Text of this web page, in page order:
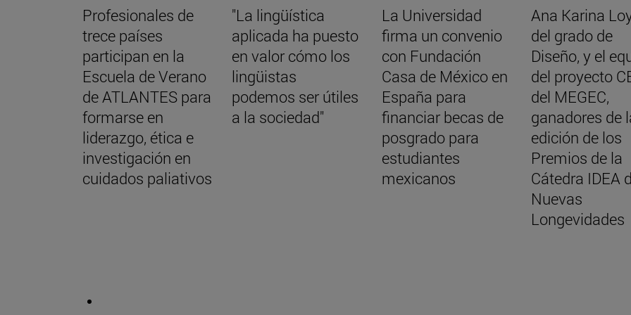
Profesionales de
trece países
participan en la
Escuela de Verano
de ATLANTES para
formarse en
liderazgo, ética e
investigación en
cuidados paliativos
"La lingüística
aplicada ha puesto
en valor cómo los
lingüistas
podemos ser útiles
a la sociedad"
La Universidad
firma un convenio
con Fundación
Casa de México en
España para
financiar becas de
posgrado para
estudiantes
mexicanos
Ana Karina
del grado de
Diseño, y el
del proyecto
del MEGEC,
ganadores de
edición de los
Premios de la
Cátedra IDEA
Nuevas
Longevidades